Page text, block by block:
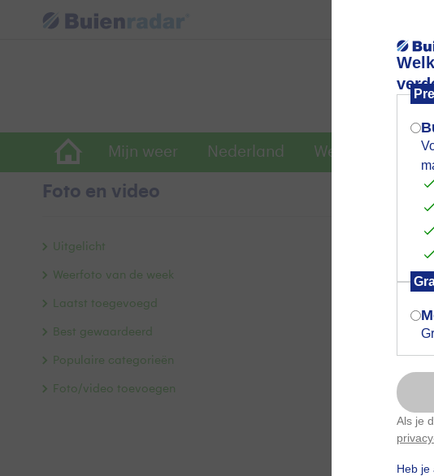
Als je
Heb je
Mijn weer Nederland Wereldwijd
Foto en video
Door: Ab Donker
Bekijk
Uitgelicht
Weerfoto van de week
Laatst toegevoegd
Best gewaardeerd
Populaire categorieën
Foto/video toevoegen